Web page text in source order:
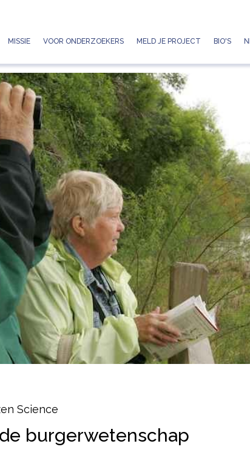
MISSIE VOOR ONDERZOEKERS MELD JE PROJECT BIO'S
Science
burgerwetenschap